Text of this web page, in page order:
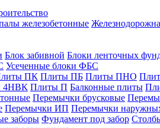
железобетонные
Блок забивной Блоки ленточных
Усеченные блоки ФБС
ПК Плиты ПБ Плиты ПНО
4НВК Плиты П Балконные плиты
Перемычки брусковые
Перемычки ИП Перемычки
заборы Фундамент под забор